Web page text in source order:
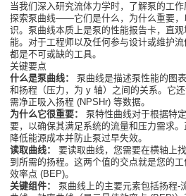
当我们深入研究流体力学时，了解泵的工
探索泵曲线——它们是什么，为什么重要，
识。泵曲线本质上是泵的性能报告卡，直
能。对于工程师以及任何参与设计或维护
都是不可或缺的工具。
关键要点
什么是泵曲线：
泵曲线是描述泵性能的图
和扬程（压力，为 y 轴）之间的关系。它
需净正吸入扬程 (NPSHr) 等数据。
为什么它很重要：
泵特性曲线对于根据特
要，以确保其满足系统的流量和压力需求。
降低能源成本并防止泵过早失效。
读取曲线：
要读取曲线，您需要在横轴上
到所需的扬程。这两个值的交点就是您的
效率点 (BEP)。
关键组件：
泵曲线上的主要元素包括扬程-